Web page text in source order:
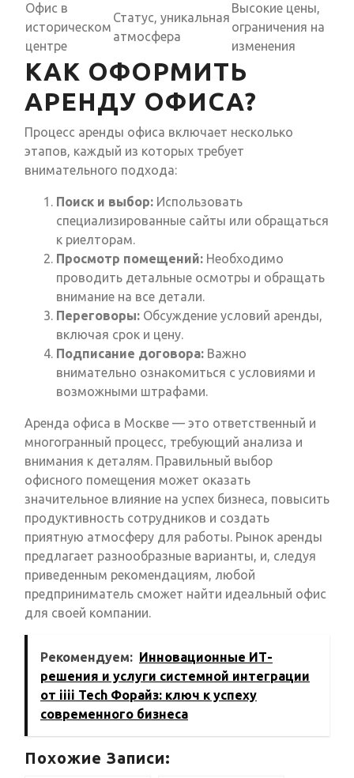
Офис в
историческом
центре
Статус, уникальная
атмосфера
Высокие цены,
ограничения на
изменения
КАК ОФОРМИТЬ
АРЕНДУ ОФИСА?
Процесс аренды офиса включает несколько
этапов, каждый из которых требует
внимательного подхода:
Поиск и выбор: Использовать
специализированные сайты или обращаться
к риелторам.
Просмотр помещений: Необходимо
проводить детальные осмотры и обращать
внимание на все детали.
Переговоры: Обсуждение условий аренды,
включая срок и цену.
Подписание договора: Важно
внимательно ознакомиться с условиями и
возможными штрафами.
Аренда офиса в Москве — это ответственный и
многогранный процесс, требующий анализа и
внимания к деталям. Правильный выбор
офисного помещения может оказать
значительное влияние на успех бизнеса, повысить
продуктивность сотрудников и создать
приятную атмосферу для работы. Рынок аренды
предлагает разнообразные варианты, и, следуя
приведенным рекомендациям, любой
предприниматель сможет найти идеальный офис
для своей компании.
Рекомендуем: Инновационные ИТ-
решения и услуги системной интеграции
от iiii Tech Форайз: ключ к успеху
современного бизнеса
Похожие Записи: